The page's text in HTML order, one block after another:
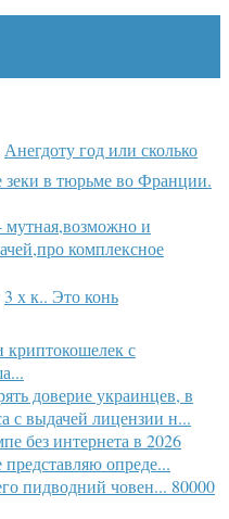
Анегдоту год или сколько
в тюрьме во Франции.
и
комплексное
3 х к.. Это конь
криптокошелек с
доверие украинцев, в
с выдачей лицензии н...
без интернета в 2026
представляю опреде...
пидводний човен... 80000